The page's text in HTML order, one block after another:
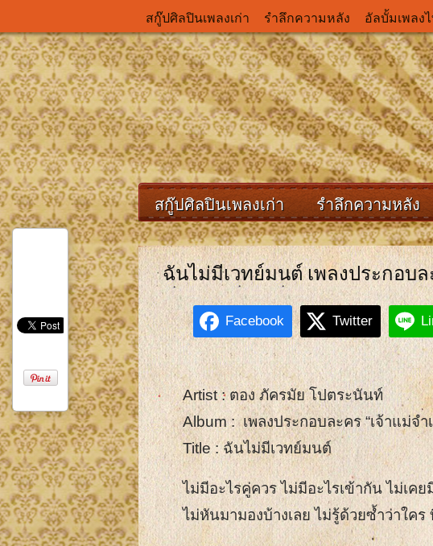
สกู๊ปศิลปินเพลงเก่า รำลึกความหลัง อัลบั้มเพลง
สกู๊ปศิลปินเพลงเก่า รำลึกความหลัง
ฉันไม่มีเวทย์มนต์ เพลงประกอบล
Facebook Twitter
Artist : ตอง ภัครมัย โปตระนันท์
Album : เพลงประกอบละคร “เจ้าแม่จำ
Title : ฉันไม่มีเวทย์มนต์
ไม่มีอะไรคู่ควร ไม่มีอะไรเข้ากัน ไม่เค
ไม่หันมามองบ้างเลย ไม่รู้ด้วยซ้ำว่าใคร